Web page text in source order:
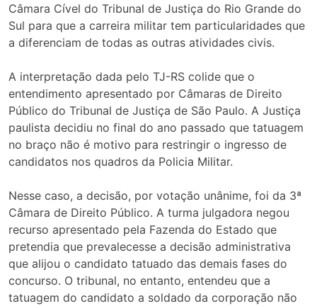
Câmara Cível do Tribunal de Justiça do Rio Grande do
Sul para que a carreira militar tem particularidades que
a diferenciam de todas as outras atividades civis.
A interpretação dada pelo TJ-RS colide que o
entendimento apresentado por Câmaras de Direito
Público do Tribunal de Justiça de São Paulo. A Justiça
paulista decidiu no final do ano passado que tatuagem
no braço não é motivo para restringir o ingresso de
candidatos nos quadros da Policia Militar.
Nesse caso, a decisão, por votação unânime, foi da 3ª
Câmara de Direito Público. A turma julgadora negou
recurso apresentado pela Fazenda do Estado que
pretendia que prevalecesse a decisão administrativa
que alijou o candidato tatuado das demais fases do
concurso. O tribunal, no entanto, entendeu que a
tatuagem do candidato a soldado da corporação não